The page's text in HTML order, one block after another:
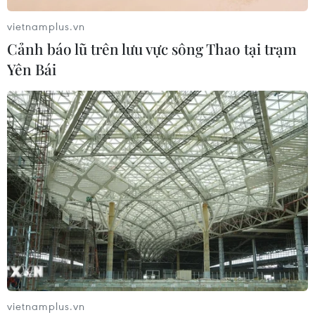
17/07/2026 22:30
Đà Nẵng tổ chức Lễ hội Sâm Ngọc
Linh 2026: Cam kết 100% sâm thật
17/07/2026 06:09
Tìm ra cơ chế gây bệnh ung thư
xương hiếm gặp
17/07/2026 01:05
Tìm lời giải cho xu hướng gia tăng
ung thư phổi ở người trẻ không hút
thuốc
vietnamplus.vn
Cảnh báo lũ trên lưu vực sông Thao tại trạm
Yên Bái
vietnamplus.vn